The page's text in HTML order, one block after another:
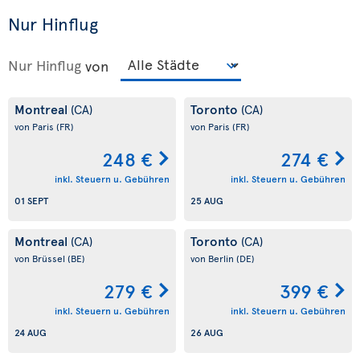
Nur Hinflug
Nur Hinflug von
Montreal (CA)
von Paris (FR)
248 €
inkl. Steuern u. Gebühren
01 SEPT
Toronto (CA)
von Paris (FR)
274 €
inkl. Steuern u. Gebühren
25 AUG
Montreal (CA)
von Brüssel (BE)
279 €
inkl. Steuern u. Gebühren
24 AUG
Toronto (CA)
von Berlin (DE)
399 €
inkl. Steuern u. Gebühren
26 AUG